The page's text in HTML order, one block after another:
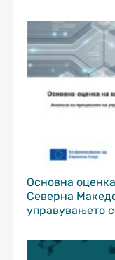
Основна
Северна
управувањето